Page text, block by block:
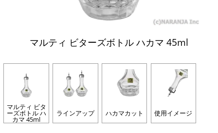
マルティ ビターズボトル ハカマ 45ml
マルティ ビタ
ーズボトル ハ
カマ 45ml
ラインアップ ハカマカット 使用イメージ